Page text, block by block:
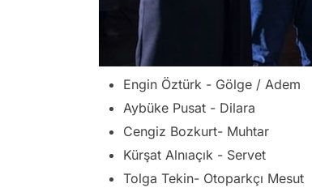
Engin Öztürk - Gölge / Adem
Aybüke Pusat - Dilara
Cengiz Bozkurt- Muhtar
Kürşat Alnıaçık - Servet
Tolga Tekin- Otoparkçı Mesut